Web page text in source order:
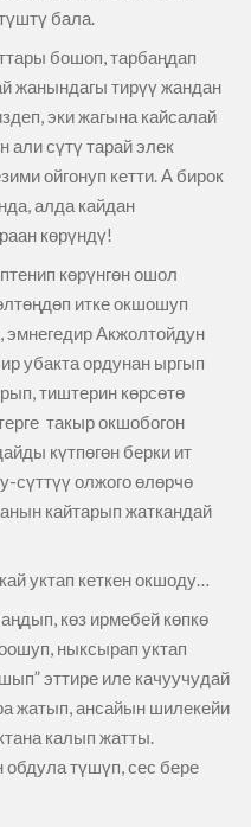
бала.
бошоп, тарбаңдап
жанындагы тирүү жандан
эки жагына кайсалай
али сүтү тарай элек
ойгонуп кетти. А бирок
алда кайдан
көрүндү!
көрүнгөн ошол
итке окшошуп
Акжолтойдун
убакта ордунан ыргып
тиштерин көрсөтө
такыр окшобогон
күтпөгөн берки ит
сүттүү олжого өлөрчө
кайтарып жаткандай
уктап кеткен окшоду…
көз ирмебей көпкө
ныксырап уктап
эттире иле качуучудай
жатып, ансайын шилекейи
калып жатты.
түшүп, сес бере